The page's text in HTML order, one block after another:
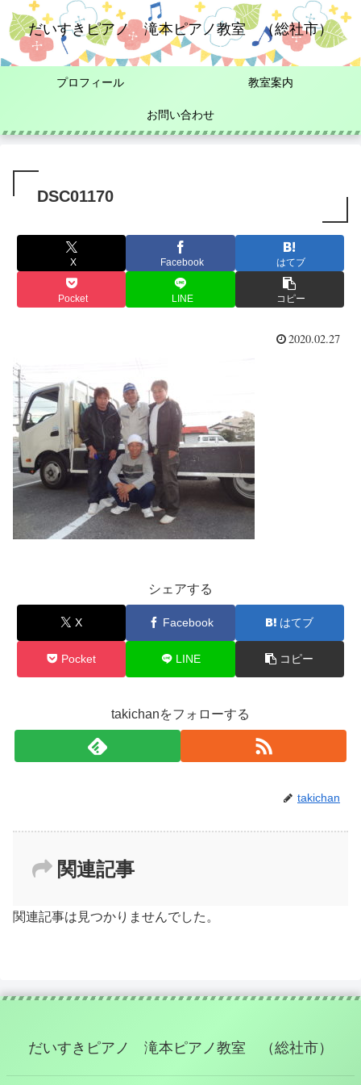
だいすきピアノ 滝本ピアノ教室 （総社市）
プロフィール 教室案内
お問い合わせ
DSC01170
X Facebook はてブ
Pocket LINE コピー
2020.02.27
シェアする
X Facebook はてブ
Pocket LINE コピー
takichanをフォローする
takichan
関連記事
関連記事は見つかりませんでした。
だいすきピアノ 滝本ピアノ教室 （総社市）